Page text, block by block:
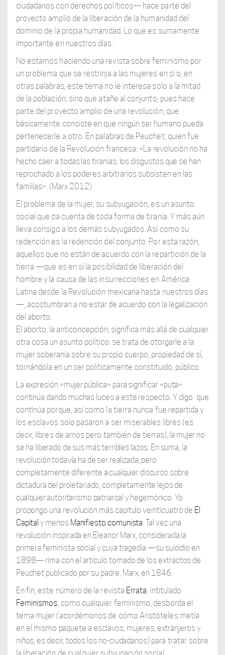
ciudadanos con derechos políticos— hace parte del
proyecto amplio de la liberación de la humanidad del
dominio de la propia humanidad. Lo que es sumamente
importante en nuestros días.
No estamos haciendo una revista sobre feminismo por
un problema que se restrinja a las mujeres en sí o, en
otras palabras, este tema no le interesa solo a la mitad
de la población, sino que atañe al conjunto, pues hace
parte del proyecto amplio de una revolución, que
básicamente consiste en que ningún ser humano pueda
pertenecerle a otro. En palabras de Peuchet, quien fue
partidario de la Revolución francesa: «La revolución no ha
hecho caer a todas las tiranías; los disgustos que se han
reprochado a los poderes arbitrarios subsisten en las
familias». (Marx 2012)
El problema de la mujer, su subyugación, es un asunto
social que da cuenta de toda forma de tiranía. Y más aún
lleva consigo a los demás subyugados. Así como su
redención es la redención del conjunto. Por esta razón,
aquellos que no están de acuerdo con la repartición de la
tierra —que es en sí la posibilidad de liberación del
hombre y la causa de las insurrecciones en América
Latina desde la Revolución mexicana hasta nuestros días
—, acostumbran a no estar de acuerdo con la legalización
del aborto.
El aborto, la anticoncepción, significa más allá de cualquier
otra cosa un asunto político: se trata de otorgarle a la
mujer soberanía sobre su propio cuerpo, propiedad de sí,
tornándola en un ser políticamente constituido, público.
La expresión «mujer pública» para significar «puta»
continúa dando muchas luces a este respecto. Y digo que
continúa porque, así como la tierra nunca fue repartida y
los esclavos solo pasaron a ser miserables libres (es
decir, libres de amos pero también de tierras), la mujer no
se ha liberado de sus más terribles lazos. En suma, la
revolución todavía ha de ser realizada, pero
completamente diferente a cualquier discurso sobre
dictadura del proletariado, completamente lejos de
cualquier autoritarismo patriarcaly hegemónico. Yo
propongo una revolución más capítulo veinticuatro de El
Capital y menos Manifiesto comunista. Tal vez una
revolución inspirada en Eleanor Marx, considerada la
primera feminista social y cuya tragedia —su suicidio en
1898— rima con el artículo tomado de los extractos de
Peuchet publicado por su padre, Marx, en 1846.
En fin, este número de la revista Errata, intitulado
Feminismos, como cualquier feminismo, desborda el
tema mujer (acordémonos de cómo Aristóteles metía
en el mismo paquete a esclavos, mujeres, extranjeros y
niños, es decir, todos los no-ciudadanos) para tratar sobre